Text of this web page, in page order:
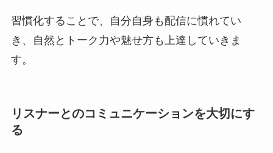
習慣化することで、自分自身も配信に慣れてい
き、自然とトーク力や魅せ方も上達していきま
す。
リスナーとのコミュニケーションを大切にす
る